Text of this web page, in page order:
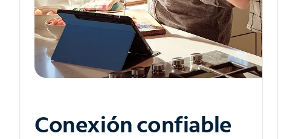
Conexión confiable